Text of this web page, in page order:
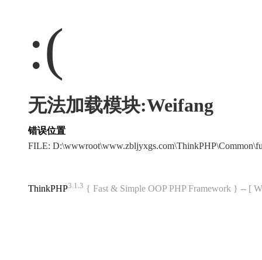
:(
无法加载模块:Weifang
错误位置
FILE:
ThinkPHP3.1.3 { Fast & Simple OOP PHP Framework } -- [